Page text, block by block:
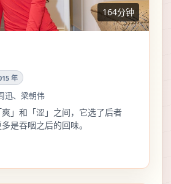
164分钟
年
迅、梁朝伟
」和「涩」之间，它选了后者
是吞咽之后的回味。